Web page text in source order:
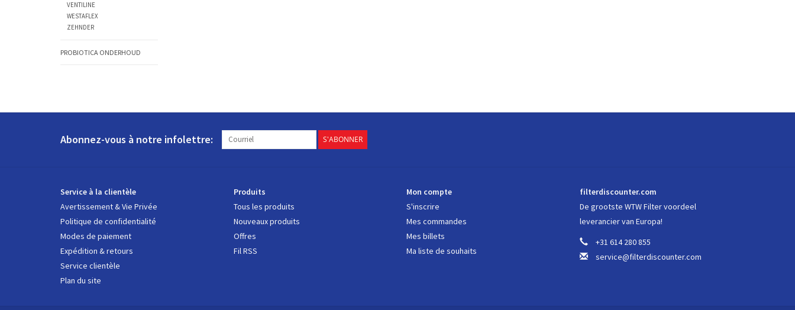
VENTILINE
WESTAFLEX
ZEHNDER
PROBIOTICA ONDERHOUD
Abonnez-vous à notre infolettre: S'ABONNER
Service à la clientèle
Avertissement & Vie Privée
Politique de confidentialité
Modes de paiement
Expédition & retours
Service clientèle
Plan du site
Produits
Tous les produits
Nouveaux produits
Offres
Fil RSS
Mon compte
S'inscrire
Mes commandes
Mes billets
Ma liste de souhaits
filterdiscounter.com
De grootste WTW Filter voordeel
leverancier van Europa!
+31 614 280 855
service@filterdiscounter.com